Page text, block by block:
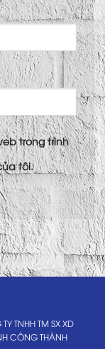
trong trình
tôi.
TNHH TM SX XD
CÔNG THÀNH